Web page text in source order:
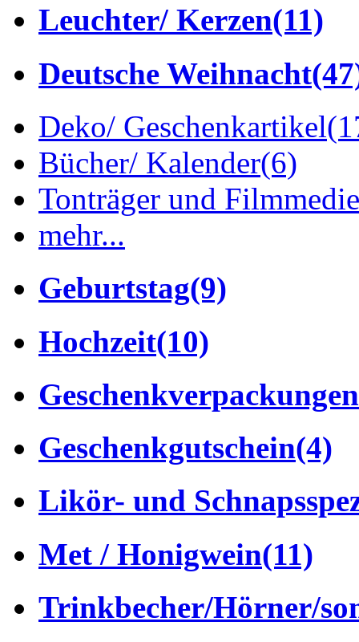
Leuchter/ Kerzen(11)
Deutsche Weihnacht
Deko/ Geschenkartikel
Bücher/ Kalender(6)
Tonträger und
mehr...
Geburtstag(9)
Hochzeit(10)
Geschenkverpackungen
Geschenkgutschein(4)
Likör- und
Met / Honigwein(11)
Trinkbecher/Hörner/